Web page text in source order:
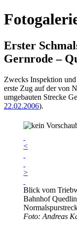
Erster
Gernrode –
Zwecks Inspektion
erste Zug auf der von
umgebauten Strecke
22.02.2006).
<
>
Blick vom
Bahnhof
Foto: Andreas